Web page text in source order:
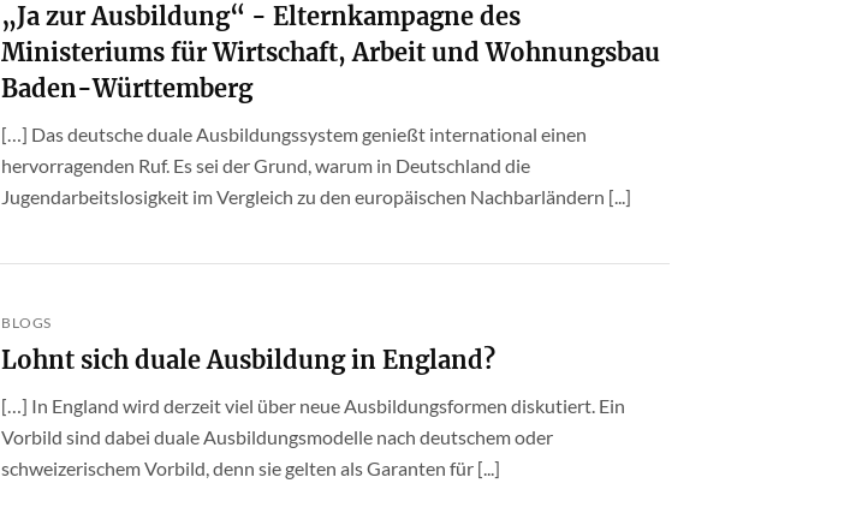
„Ja zur Ausbildung“ - Elternkampagne des
Ministeriums für Wirtschaft, Arbeit und Wohnungsbau
Baden-Württemberg
[…] Das deutsche duale Ausbildungssystem genießt international einen
hervorragenden Ruf. Es sei der Grund, warum in Deutschland die
Jugendarbeitslosigkeit im Vergleich zu den europäischen Nachbarländern [...]
BLOGS
Lohnt sich duale Ausbildung in England?
[…] In England wird derzeit viel über neue Ausbildungsformen diskutiert. Ein
Vorbild sind dabei duale Ausbildungsmodelle nach deutschem oder
schweizerischem Vorbild, denn sie gelten als Garanten für [...]